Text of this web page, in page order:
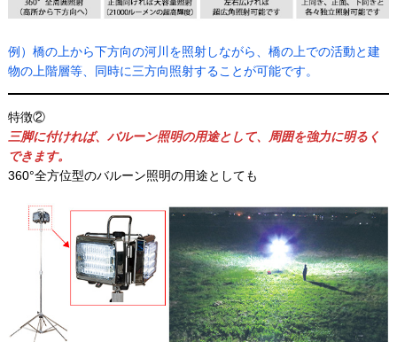
例）橋の上から下方向の河川を照射しながら、橋の上での活動と建
物の上階層等、同時に三方向照射することが可能です。
特徴②
三脚に付ければ、バルーン照明の用途として、周囲を強力に明るく
できます。
360°全方位型のバルーン照明の用途としても